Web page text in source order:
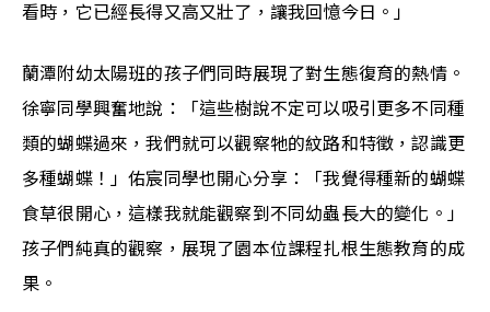
看時，它已經長得又高又壯了，讓我回憶今日。」
蘭潭附幼太陽班的孩子們同時展現了對生態復育的熱情。
徐寧同學興奮地說：「這些樹說不定可以吸引更多不同種
類的蝴蝶過來，我們就可以觀察牠的紋路和特徵，認識更
多種蝴蝶！」佑宸同學也開心分享：「我覺得種新的蝴蝶
食草很開心，這樣我就能觀察到不同幼蟲長大的變化。」
孩子們純真的觀察，展現了園本位課程扎根生態教育的成
果。